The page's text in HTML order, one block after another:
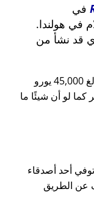
في
في هولندا.
قد نشأ من
كما لو أن شيئًا ما
بوقت قصير، أيضًا في عام 2015، توفي أحد أصدقاء
الطريق